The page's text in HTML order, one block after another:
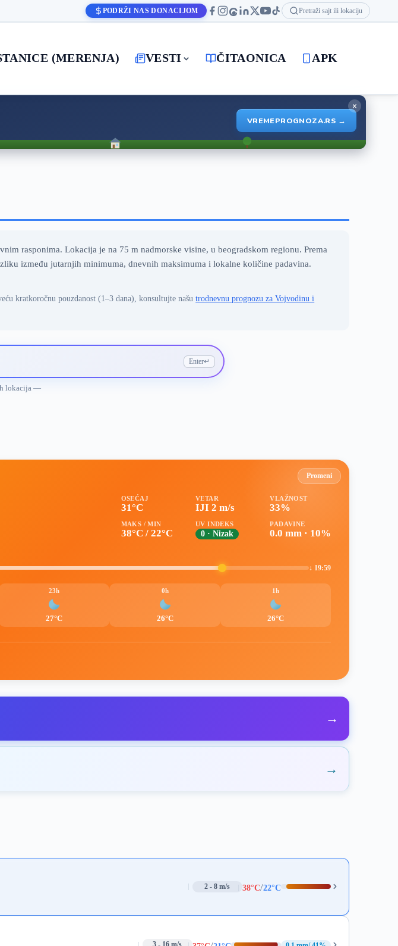
PODRŽI NAS DONACIJOM Pretraži sajt ili lokaciju
(MERENJA) VESTI ČITAONICA APK
VREMEPROGNOZA.RS →
×
rasponima. Lokacija je na 75 m nadmorske visine, u beogradskom regionu. Prema
između jutarnjih minimuma, dnevnih maksimuma i lokalne količine padavina.
kratkoročnu pouzdanost (1–3 dana), konsultujte našutrodnevnu prognozu za Vojvodinu i
Enter↵
lokacija —
Promeni
OSEĆAJ
31°C
VETAR
IJI 2 m/s
VLAŽNOST
33%
MAKS / MIN
38°C / 22°C
UV INDEKS
0 · Nizak
PADAVINE
0.0 mm · 10%
↓ 19:59
23h
27°C
0h
26°C
1h
26°C
→
→
2 - 8 m/s 38°C/22°C